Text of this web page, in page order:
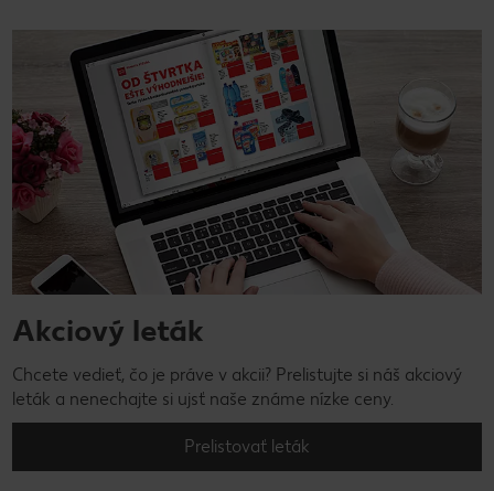
Akciový leták
Chcete vedieť, čo je práve v akcii? Prelistujte si náš akciový
leták a nenechajte si ujsť naše známe nízke ceny.
Prelistovať leták